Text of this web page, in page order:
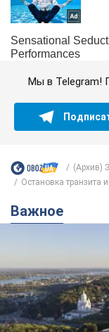
Мы в Telegram!
(Архив)
Остановка транзита и...
Важное